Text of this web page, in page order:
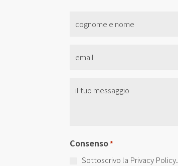
Titolo
Consenso*
Sottoscrivo la Privacy Policy.